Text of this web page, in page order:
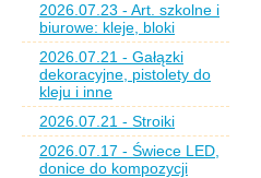
2026.07.23 - Art. szkolne i
biurowe: kleje, bloki
2026.07.21 - Gałązki
dekoracyjne, pistolety do
kleju i inne
2026.07.21 - Stroiki
2026.07.17 - Świece LED,
donice do kompozycji